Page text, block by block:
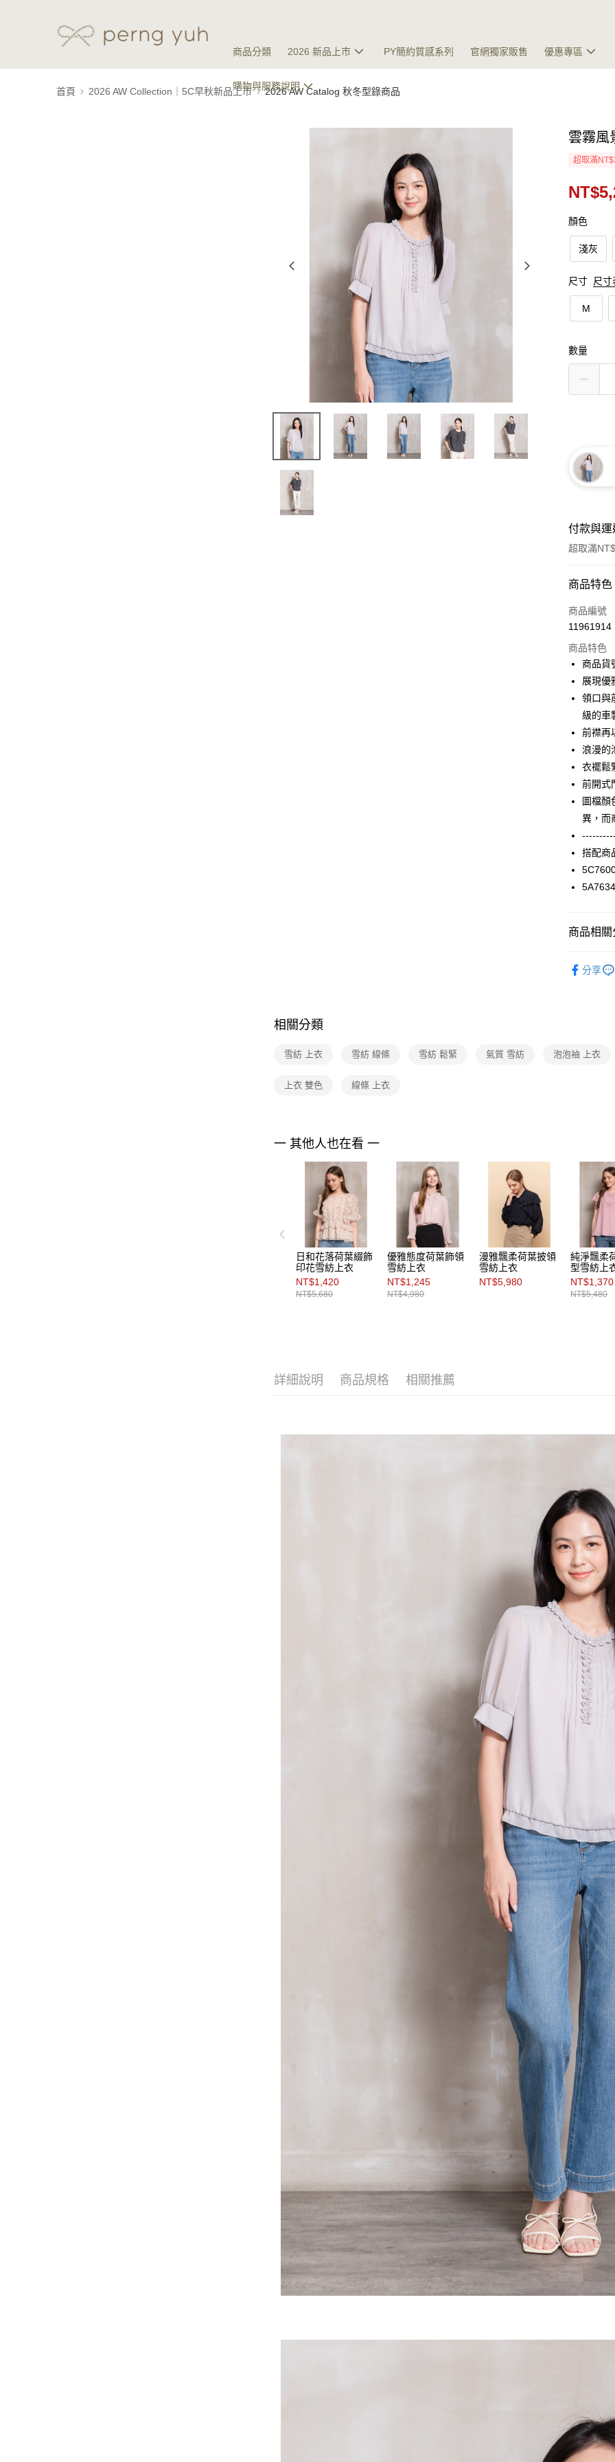
商品分類 2026 新品上市 PY簡約質感系列 官網獨家販售 優惠專區
購物與服務說明
首頁 2026 AW Collection｜5C早秋新品上市 2026 AW Catalog 秋冬型錄商品
雲霧風
超取滿
顏色
淺灰
尺寸 尺寸
M
數量
付款與
超取滿
付款方式
信用卡一
3 期
合作金
華南商
國泰世
臺灣中
匯豐（
聯邦商
元大商
台新國
台灣樂
LINE Pay
街口支付
相關說明
【關於「
AFTEE先
便利好安
１．簡單
２．便利
３．安心
【「
１．於結
３．收到
／ATM／
先享後付
１．透過
交易，需
結果請求
５．嚴禁
形，恩沛
ATM付款
付款後全
每筆
每筆
每筆
商品特色
商品編號
11961914
商品特色
商品貨
展現優
領口與
級的車
前襟再
浪漫的
衣襬鬆
前開式
圖檔顏
異，而
搭配商
商品相關
型錄商品
分享
相關分類
雪紡 上衣 雪紡 線條 雪紡 鬆緊 氣質 雪紡 泡泡袖 上衣
上衣 雙色 線條 上衣
一 其他人也在看 一
日和花落荷葉綴飾
印花雪紡上衣
NT$1,420
NT$5,680
優雅態度荷葉飾領
雪紡上衣
NT$1,245
NT$4,980
漫雅飄柔荷葉披領
雪紡上衣
NT$5,980
純淨飄柔
型雪紡上
NT$1,370
NT$5,480
詳細說明 商品規格 相關推薦